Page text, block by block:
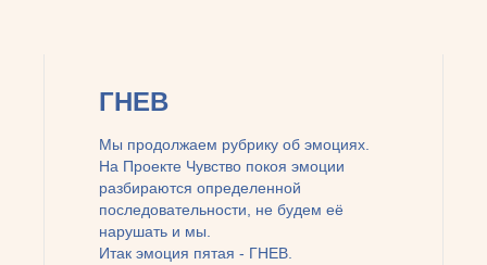
ГНЕВ
Мы продолжаем рубрику об эмоциях.
На Проекте Чувство покоя эмоции
разбираются определенной
последовательности, не будем её
нарушать и мы.
Итак эмоция пятая - ГНЕВ.